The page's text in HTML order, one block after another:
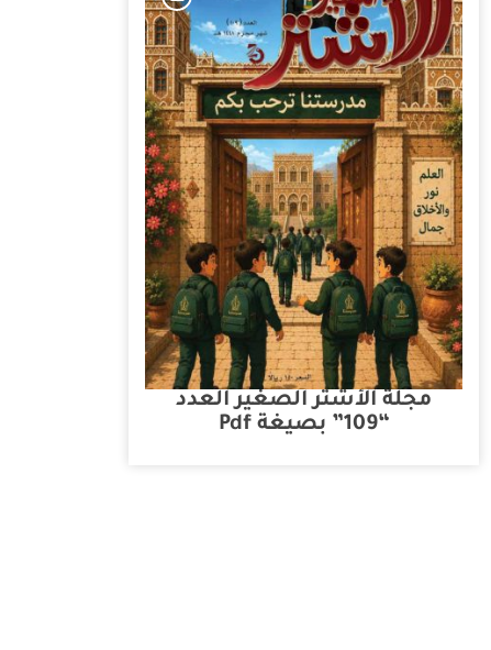
مجلة الأشتر الصغير العدد
“109” بصيغة Pdf